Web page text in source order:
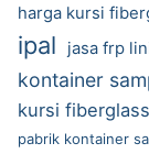
harga kursi
ipal jasa frp
kontainer
kursi fiberglass
pabrik kontainer